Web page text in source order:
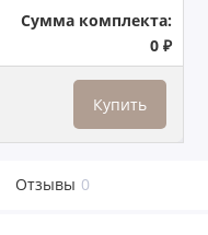
Сумма комплекта:
0 ₽
Купить
Отзывы 0